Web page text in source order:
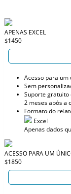
APENAS EXCEL
$1450
Acesso para um
Sem
Suporte gratuito
2 meses após a
Formato do
Excel
Apenas dados
ACESSO PARA UM
$1850